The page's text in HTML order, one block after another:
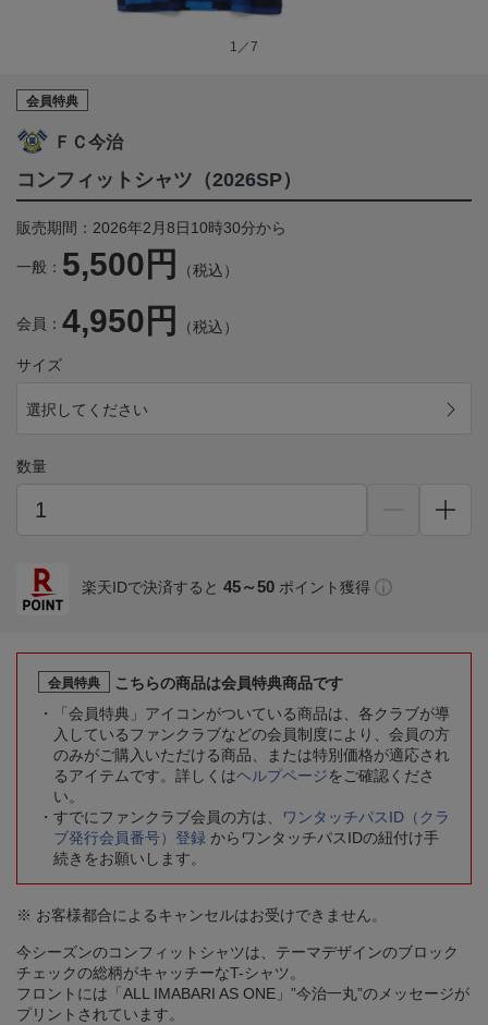
1／7
会員特典
ＦＣ今治
コンフィットシャツ（2026SP）
販売期間：2026年2月8日10時30分から
一般： 5,500円 （税込）
会員： 4,950円 （税込）
サイズ
選択してください
数量
楽天IDで決済すると 45～50 ポイント獲得
会員特典
こちらの商品は会員特典商品です
「会員特典」アイコンがついている商品は、各クラブが導
入しているファンクラブなどの会員制度により、会員の方
のみがご購入いただける商品、または特別価格が適応され
るアイテムです。詳しくはヘルプページをご確認くださ
い。
すでにファンクラブ会員の方は、
ワンタッチパスID（クラ
ブ発行会員番号）登録 からワンタッチパスIDの紐付け手
続きをお願いします。
※ お客様都合によるキャンセルはお受けできません。
今シーズンのコンフィットシャツは、テーマデザインのブロック
チェックの総柄がキャッチーなT-シャツ。
フロントには「ALL IMABARI AS ONE」”今治一丸”のメッセージが
プリントされています。